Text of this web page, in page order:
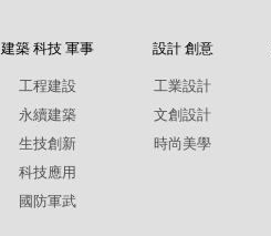
建築 科技 軍事
工程建設
永續建築
生技創新
科技應用
國防軍武
設計 創意
工業設計
文創設計
時尚美學